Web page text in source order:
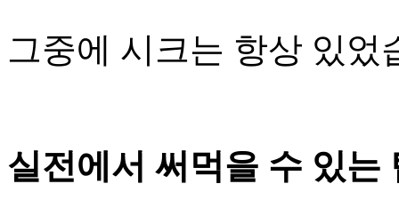
그중에 시크는 항상 있었
실전에서 써먹을 수 있는